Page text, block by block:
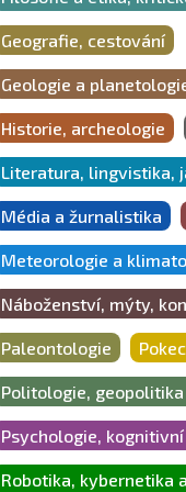
Geografie, cestování
Geologie a
Historie, archeologie
Literatura, lingvistika,
Média a žurnalistika
Meteorologie a
Náboženství, mýty,
Paleontologie
Politologie,
Psychologie,
Robotika, kybernetika